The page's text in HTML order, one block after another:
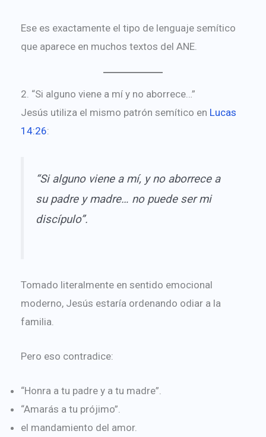
Ese es exactamente el tipo de lenguaje semítico
que aparece en muchos textos del ANE.
2. “Si alguno viene a mí y no aborrece…”
Jesús utiliza el mismo patrón semítico en Lucas
14:26:
“Si alguno viene a mí, y no aborrece a
su padre y madre… no puede ser mi
discípulo”.
Tomado literalmente en sentido emocional
moderno, Jesús estaría ordenando odiar a la
familia.
Pero eso contradice:
“Honra a tu padre y a tu madre”.
“Amarás a tu prójimo”.
el mandamiento del amor.